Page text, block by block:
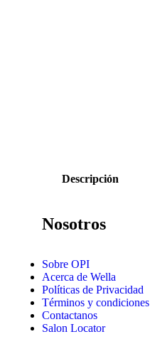
Descripción
Nosotros
Sobre OPI
Acerca de Wella
Políticas de Privacidad
Términos y condiciones
Contactanos
Salon Locator